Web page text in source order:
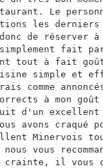
Le
les
de réserver
simplement fait
tout à fait
simple et
comme
à mon
d'un excellent
avons craqué
Minervois
vous
crainte, il vous